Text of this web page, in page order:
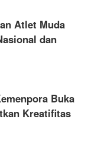
Atlet Muda
dan
Buka
Kreatifitas